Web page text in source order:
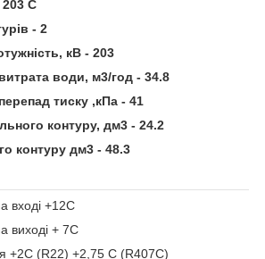
C
- 2
кВ - 203
води, м3/год - 34.8
тиску ,кПа - 41
контуру, дм3 - 24.2
контуру дм3 - 48.3
вході +12C
виході + 7C
+2C (R22) +2,75 C (R407C)